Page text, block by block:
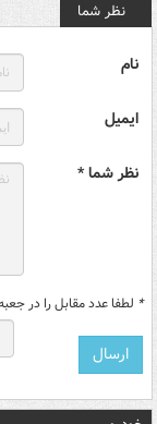
نظر شما
نام
ایمیل
نظر شما *
* لطفا عدد مقابل را در